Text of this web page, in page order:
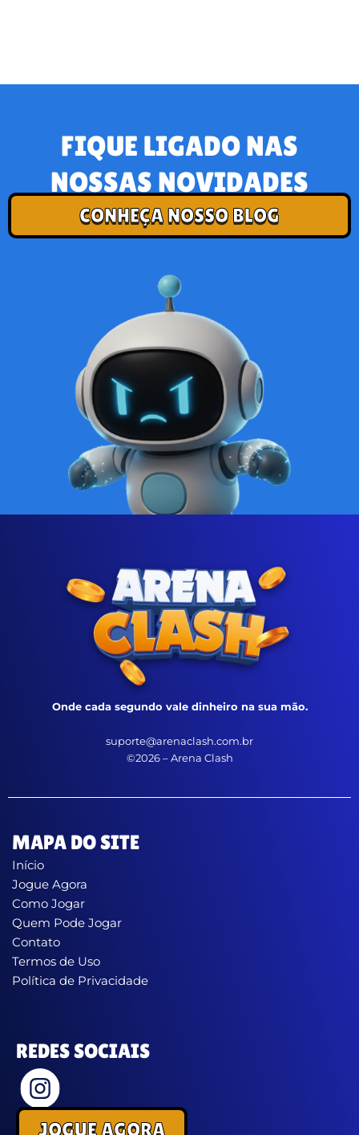
FIQUE LIGADO NAS
NOSSAS NOVIDADES
CONHEÇA NOSSO BLOG
Onde cada segundo vale dinheiro na sua mão.
suporte@arenaclash.com.br
©2026 – Arena Clash
MAPA DO SITE
Início
Jogue Agora
Como Jogar
Quem Pode Jogar
Contato
Termos de Uso
Política de Privacidade
REDES SOCIAIS
JOGUE AGORA